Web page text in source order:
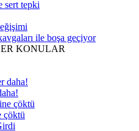
KONULAR
çöktü